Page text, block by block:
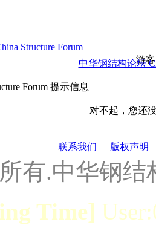
游
中华钢结构论坛
Forum 提示信息
对不起，您还
联系我们 版权声明
有.中华钢
Time]